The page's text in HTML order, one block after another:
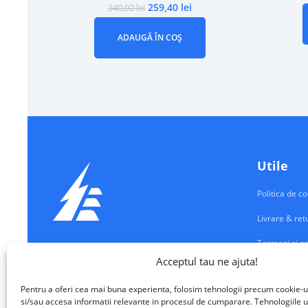
Acceptul tau ne ajuta!
Pentru a oferi cea mai buna experienta, folosim tehnologii precum cookie-
si/sau accesa informatii relevante in procesul de cumparare. Tehnologiile
340,92lei 259,40 lei
ADAUGĂ ÎN COȘ
Echipamente Electrice
Utile
Politica de
Livrare &
Termeni si
Contul meu
Contact